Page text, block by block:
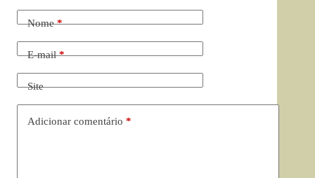
Nome*
E-mail*
Site
Adicionar comentário *